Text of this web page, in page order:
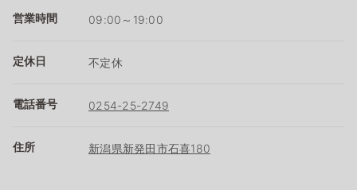
営業時間 09:00～19:00
定休日 不定休
電話番号 0254-25-2749
住所 新潟県新発田市石喜180